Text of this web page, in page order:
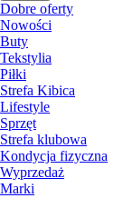
Dobre oferty
Nowości
Buty
Tekstylia
Piłki
Strefa Kibica
Lifestyle
Sprzęt
Strefa klubowa
Kondycja fizyczna
Wyprzedaż
Marki